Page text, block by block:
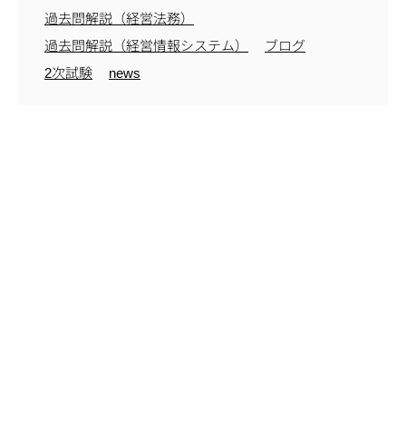
過去問解説（経営法務）
過去問解説（経営情報システム）
ブログ
2次試験
news